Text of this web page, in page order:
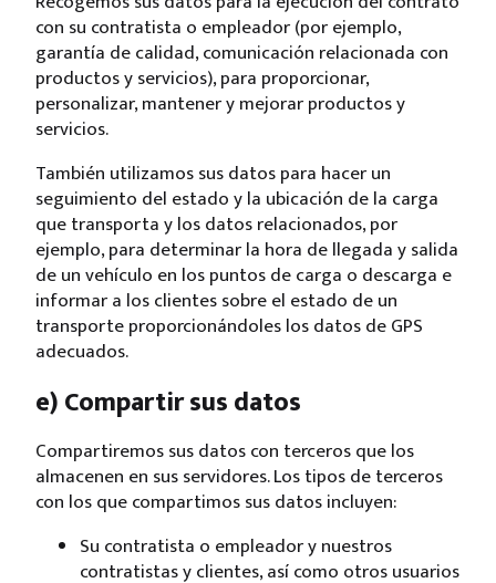
con su contratista o empleador (por ejemplo,
garantía de calidad, comunicación relacionada con
productos y servicios), para proporcionar,
personalizar, mantener y mejorar productos y
servicios.
También utilizamos sus datos para hacer un
seguimiento del estado y la ubicación de la carga
que transporta y los datos relacionados, por
ejemplo, para determinar la hora de llegada y salida
de un vehículo en los puntos de carga o descarga e
informar a los clientes sobre el estado de un
transporte proporcionándoles los datos de GPS
adecuados.
e) Compartir sus datos
Compartiremos sus datos con terceros que los
almacenen en sus servidores. Los tipos de terceros
con los que compartimos sus datos incluyen:
Su contratista o empleador y nuestros
contratistas y clientes, así como otros usuarios